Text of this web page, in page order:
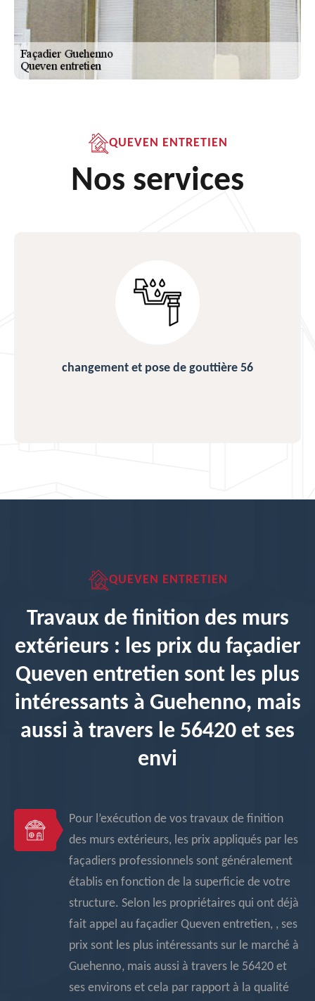
QUEVEN ENTRETIEN
Nos services
changement et pose de gouttière 56
QUEVEN ENTRETIEN
Travaux de finition des murs
extérieurs : les prix du façadier
Queven entretien sont les plus
intéressants à Guehenno, mais
aussi à travers le 56420 et ses
envi
Pour l’exécution de vos travaux de finition
des murs extérieurs, les prix appliqués par les
façadiers professionnels sont généralement
établis en fonction de la superficie de votre
structure. Selon les propriétaires qui ont déjà
fait appel au façadier Queven entretien, , ses
prix sont les plus intéressants sur le marché à
Guehenno, mais aussi à travers le 56420 et
ses environs et cela par rapport à la qualité